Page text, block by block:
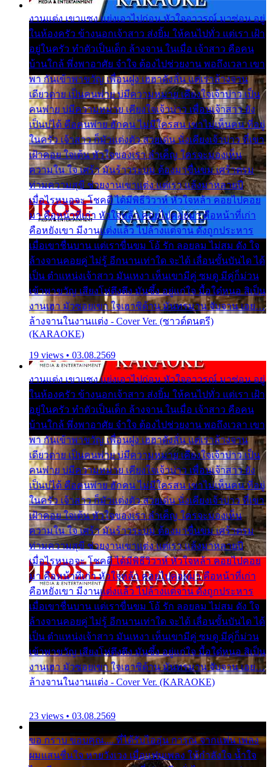
งานแต่ง เขาแซง แย่งเอาไปก่อน หัวใจอาวรณ์ มาซ่อน อยู่
ในห้องครัว ข้างนอกเจ้าสาว ส่งยิ้ม ให้คนไปทั่ว แต่เรา เฝ้า
อยู่ในครัว ทำตัวเป็นเด็ก ล้างจาน ในเมื่อ เจ้าสาว คือคน
บ้านใกล้ พึ่งพาอาศัย จำใจ ต้องไปช่วยงาน พอถึงเวลา เขา
พา กันเข้าพาขวัญ เพื่อนฝูง เฮฮาดังลั่น แต่เราล้างจาน
เดียวดาย เป็นคนพ่าย บ่มีความหมาย เคียงใจเจ้าบ่าว เป็น
คนพ่าย บ่มีความหมาย เคียงใจเจ้าบ่าว เพื่อนเจ้าสาว ยัง
เป็นบ่ได้ คือคนพ่าย ฮักคน ไม่มีใครสน เขาไม่เห็นคน ที่อยู่
ในครัว เจ้าสาว ก็มัวแต่งตัว สวยเด่น นั่งเคียงเจ้าบ่าว ที่เขา
เฝ้าคอย ใจเต้น หัวใจของเรา ลำเค็ญ ใครจะมองเห็น
ความใน ใจ เศร้า มันร้าวระบม ต้องมาขื่นขม เศร้าตรม
ท่ามความสุขี ช่วยงานเขาแต่ง แต่เรา แล้งมาหลายปี
เมื่อไรหนอจะ โชคดี ได้มีพิธีวิวาห์ หัวใจหล้า คอยไปคอย
มา คือหน้าที่เก่า หัวใจหล้า คอยไปคอยมา คือหน้าที่เก่า
คือหยังเขา มีงานแต่งแล้ว ไปล้างแต่จาน ดั่งถูกประหาร
เมื่อเขาชื่นบาน แต่เราขื่นขม โอ้ รัก ลอยลม ไม่สม ดัง ใจ
ล้างจานคอยคู่ ไม่รู้ อีกนานเท่าใด จะได้ เลื่อนขั้นบันได ได้
เป็น ตำแหน่งเจ้าสาว มันเหงา เห็นเขามีคู่ ซมดู มีคู่ก็ม่วน
เข้าพาขวัญ เสียงโห่ตึงตึง มันซึ้ง อยู่แก่ใจ มื้อใด๋หนอ สิเป็น
งานเฮา มัวซอยเขา ใจเฮาซิด้าน มันทรมาน จับจาน เอย…
ล้างจานในงานแต่ง - Cover Ver. (ซาวด์ดนตรี)
(KARAOKE)
19 views • 03.08.2569
งานแต่ง เขาแซง แย่งเอาไปก่อน หัวใจอาวรณ์ มาซ่อน อยู่
ในห้องครัว ข้างนอกเจ้าสาว ส่งยิ้ม ให้คนไปทั่ว แต่เรา เฝ้า
อยู่ในครัว ทำตัวเป็นเด็ก ล้างจาน ในเมื่อ เจ้าสาว คือคน
บ้านใกล้ พึ่งพาอาศัย จำใจ ต้องไปช่วยงาน พอถึงเวลา เขา
พา กันเข้าพาขวัญ เพื่อนฝูง เฮฮาดังลั่น แต่เราล้างจาน
เดียวดาย เป็นคนพ่าย บ่มีความหมาย เคียงใจเจ้าบ่าว เป็น
คนพ่าย บ่มีความหมาย เคียงใจเจ้าบ่าว เพื่อนเจ้าสาว ยัง
เป็นบ่ได้ คือคนพ่าย ฮักคน ไม่มีใครสน เขาไม่เห็นคน ที่อยู่
ในครัว เจ้าสาว ก็มัวแต่งตัว สวยเด่น นั่งเคียงเจ้าบ่าว ที่เขา
เฝ้าคอย ใจเต้น หัวใจของเรา ลำเค็ญ ใครจะมองเห็น
ความใน ใจ เศร้า มันร้าวระบม ต้องมาขื่นขม เศร้าตรม
ท่ามความสุขี ช่วยงานเขาแต่ง แต่เรา แล้งมาหลายปี
เมื่อไรหนอจะ โชคดี ได้มีพิธีวิวาห์ หัวใจหล้า คอยไปคอย
มา คือหน้าที่เก่า หัวใจหล้า คอยไปคอยมา คือหน้าที่เก่า
คือหยังเขา มีงานแต่งแล้ว ไปล้างแต่จาน ดั่งถูกประหาร
เมื่อเขาชื่นบาน แต่เราขื่นขม โอ้ รัก ลอยลม ไม่สม ดัง ใจ
ล้างจานคอยคู่ ไม่รู้ อีกนานเท่าใด จะได้ เลื่อนขั้นบันได ได้
เป็น ตำแหน่งเจ้าสาว มันเหงา เห็นเขามีคู่ ซมดู มีคู่ก็ม่วน
เข้าพาขวัญ เสียงโห่ตึงตึง มันซึ้ง อยู่แก่ใจ มื้อใด๋หนอ สิเป็น
งานเฮา มัวซอยเขา ใจเฮาซิด้าน มันทรมาน จับจาน เอย…
ล้างจานในงานแต่ง - Cover Ver. (KARAOKE)
23 views • 03.08.2569
ขอ กราบ ขอบคุณ.... ที่ได้รับไออุ่น การุณ จากแฟน เพลง
ผมแสนชื่นใจ หายวังเวง เมื่อแฟนเพลง ให้กำลังใจ น้ำใจ